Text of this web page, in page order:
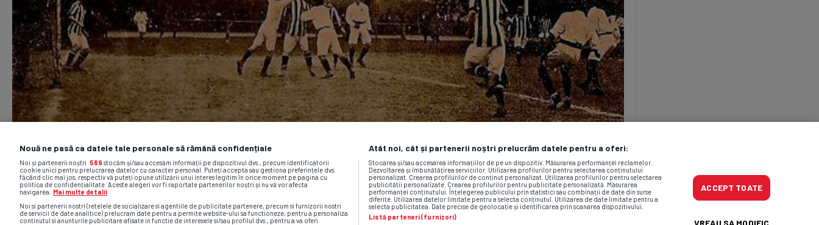
Nouă ne pasă ca datele tale personale să rămână confidențiale
Noi și partenerii noștri 589 stocăm și/sau accesăm informații pe dispozitivul dvs., precum identificatorii
cookie unici pentru prelucrarea datelor cu caracter personal. Puteți accepta sau gestiona preferințele dvs.
făcând clic mai jos, respectiv vă puteți opune utilizării unui interes legitim în orice moment pe pagina cu
politica de confidențialitate. Aceste alegeri vor fi raportate partenerilor noștri și nu vă vor afecta
navigarea.
Mai multe detalii
Noi si partenerii nostri (retelele de socializare si agentiile de publicitate partenere, precum si furnizorii nostri
de servicii de date analitice) prelucram date pentru a permite website-ului sa functioneze, pentru a personaliza
continutul si anunturile publicitare afisate in functie de interesele si/sau profilul dvs., pentru a va oferi
Atât noi, cât și partenerii noștri prelucrăm datele pentru a oferi:
Stocarea și/sau accesarea informațiilor de pe un dispozitiv. Măsurarea performanței reclamelor.
Dezvoltarea și îmbunătățirea serviciilor. Utilizarea profilurilor pentru selectarea conținutului
personalizat. Crearea profilurilor de conținut personalizat. Utilizarea profilurilor pentru selectarea
publicității personalizate. Crearea profilurilor pentru publicitate personalizată. Măsurarea
performanței conținutului. Înțelegerea publicului prin statistici sau combinații de date din surse
diferite. Utilizarea datelor limitate pentru a selecta conținutul. Utilizarea de date limitate pentru a
selecta publicitatea. Date precise de geolocație și identificarea prin scanarea dispozitivului.
Listă parteneri (furnizori)
ACCEPT TOATE
VREAU SA MODIFIC